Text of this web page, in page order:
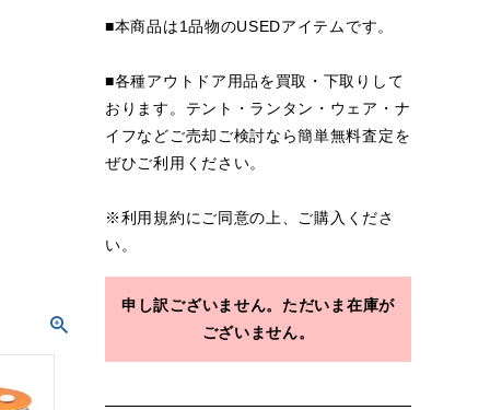
■本商品は1品物のUSEDアイテムです。
■各種アウトドア用品を買取・下取りして
おります。テント・ランタン・ウェア・ナ
イフなどご売却ご検討なら簡単無料査定を
ぜひご利用ください。
※利用規約にご同意の上、ご購入くださ
い。
申し訳ございません。ただいま在庫が
ございません。